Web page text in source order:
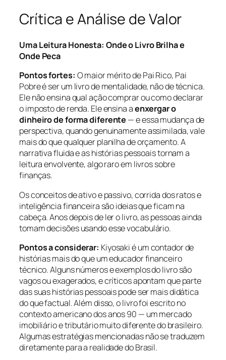
Crítica e Análise de Valor
Uma Leitura Honesta: Onde o Livro Brilha e
Onde Peca
Pontos fortes: O maior mérito de Pai Rico, Pai
Pobre é ser um livro de mentalidade, não de técnica.
Ele não ensina qual ação comprar ou como declarar
o imposto de renda. Ele ensina aenxergar o
dinheiro de forma diferente — e essa mudança de
perspectiva, quando genuinamente assimilada, vale
mais do que qualquer planilha de orçamento. A
narrativa fluida e as histórias pessoais tornam a
leitura envolvente, algo raro em livros sobre
finanças.
Os conceitos de ativo e passivo, corrida dos ratos e
inteligência financeira são ideias que ficam na
cabeça. Anos depois de ler o livro, as pessoas ainda
tomam decisões usando esse vocabulário.
Pontos a considerar: Kiyosaki é um contador de
histórias mais do que um educador financeiro
técnico. Alguns números e exemplos do livro são
vagos ou exagerados, e críticos apontam que parte
das suas histórias pessoais pode ser mais didática
do que factual. Além disso, o livro foi escrito no
contexto americano dos anos 90 — um mercado
imobiliário e tributário muito diferente do brasileiro.
Algumas estratégias mencionadas não se traduzem
diretamente para a realidade do Brasil.